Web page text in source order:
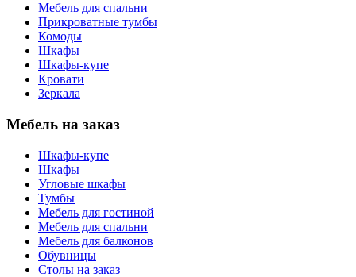
Мебель для спальни
Прикроватные тумбы
Комоды
Шкафы
Шкафы-купе
Кровати
Зеркала
Мебель на заказ
Шкафы-купе
Шкафы
Угловые шкафы
Тумбы
Мебель для гостиной
Мебель для спальни
Мебель для балконов
Обувницы
Столы на заказ